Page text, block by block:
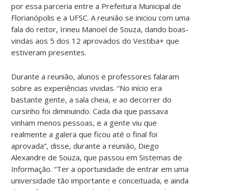
por essa parceria entre a Prefeitura Municipal de
Florianópolis e a UFSC. A reunião se iniciou com uma
fala do reitor, Irineu Manoel de Souza, dando boas-
vindas aos 5 dos 12 aprovados do Vestiba+ que
estiveram presentes.
Durante a reunião, alunos e professores falaram
sobre as experiências vividas. “No início era
bastante gente, a sala cheia, e ao decorrer do
cursinho foi diminuindo. Cada dia que passava
vinham menos pessoas, e a gente viu que
realmente a galera que ficou até o final foi
aprovada”, disse, durante a reunião, Diego
Alexandre de Souza, que passou em Sistemas de
Informação. “Ter a oportunidade de entrar em uma
universidade tão importante e conceituada, e ainda